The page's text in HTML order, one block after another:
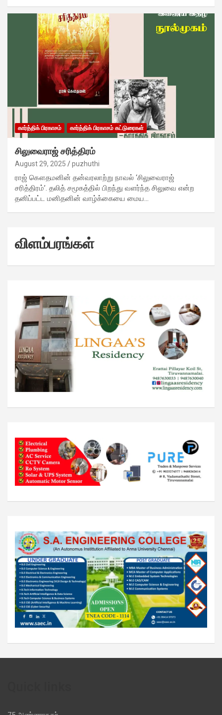
கார்த்திக் பிரகாசம் கார்த்திக் பிரகாசம் கட்டுரைகள்
சிலுவைராஜ் சரித்திரம்
August 29, 2025 puzhuthi
ராஜ் கௌதமனின் தன்வரலாற்று நாவல் ‘சிலுவைராஜ்
சரித்திரம்’. தலித் சமூகத்தில் பிறந்து வளர்ந்த சிலுவை என்ற
தனிப்பட்ட மனிதனின் வாழ்க்கையை மைய…
விளம்பரங்கள்